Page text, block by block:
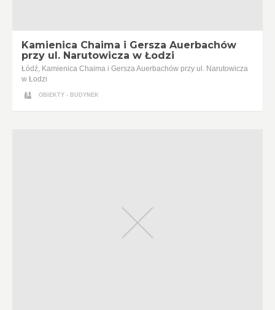
Kamienica Chaima i Gersza Auerbachów
przy ul. Narutowicza w Łodzi
Łódź, Kamienica Chaima i Gersza Auerbachów przy ul. Narutowicza
w Łodzi
OBIEKTY - BUDYNEK